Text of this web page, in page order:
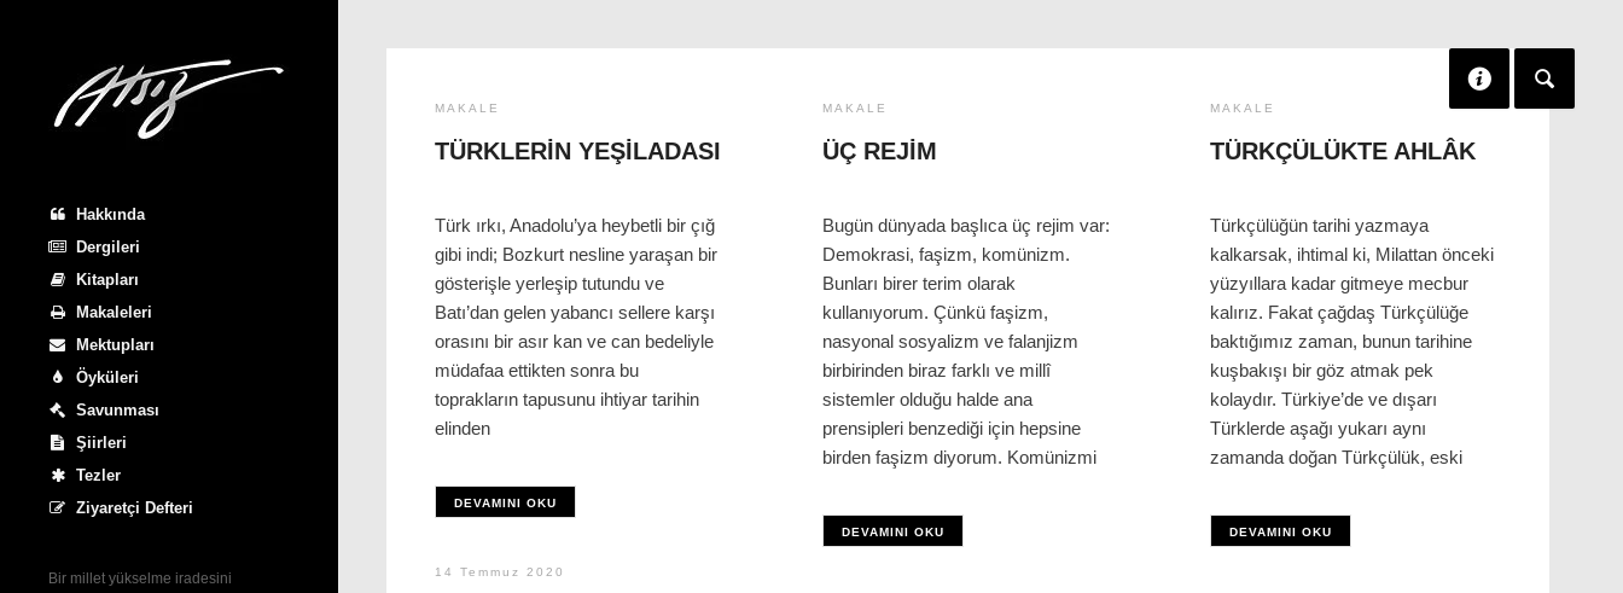
Hakkında
Dergileri
Kitapları
Makaleleri
Mektupları
Öyküleri
Savunması
Şiirleri
Tezler
Ziyaretçi Defteri
Bir millet yükselme iradesini
MAKALE
TÜRKLERIN YEŞILADASI
Türk ırkı, Anadolu’ya heybetli bir çığ
gibi indi; Bozkurt nesline yaraşan bir
gösterişle yerleşip tutundu ve
Batı’dan gelen yabancı sellere karşı
orasını bir asır kan ve can bedeliyle
müdafaa ettikten sonra bu
toprakların tapusunu ihtiyar tarihin
elinden
DEVAMINI OKU
14 Temmuz 2020
MAKALE
ÜÇ REJIM
Bugün dünyada başlıca üç rejim var:
Demokrasi, faşizm, komünizm.
Bunları birer terim olarak
kullanıyorum. Çünkü faşizm,
nasyonal sosyalizm ve falanjizm
birbirinden biraz farklı ve millî
sistemler olduğu halde ana
prensipleri benzediği için hepsine
birden faşizm diyorum. Komünizmi
DEVAMINI OKU
MAKALE
TÜRKÇÜLÜKTE AHLÂK
Türkçülüğün tarihi yazmaya
kalkarsak, ihtimal ki, Milattan önceki
yüzyıllara kadar gitmeye mecbur
kalırız. Fakat çağdaş Türkçülüğe
baktığımız zaman, bunun tarihine
kuşbakışı bir göz atmak pek
kolaydır. Türkiye’de ve dışarı
Türklerde aşağı yukarı aynı
zamanda doğan Türkçülük, eski
DEVAMINI OKU